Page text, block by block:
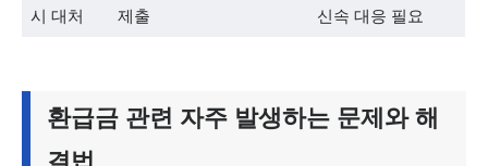
시 대처
제출
신속 대응 필요
환급금 관련 자주 발생하는 문제와 해